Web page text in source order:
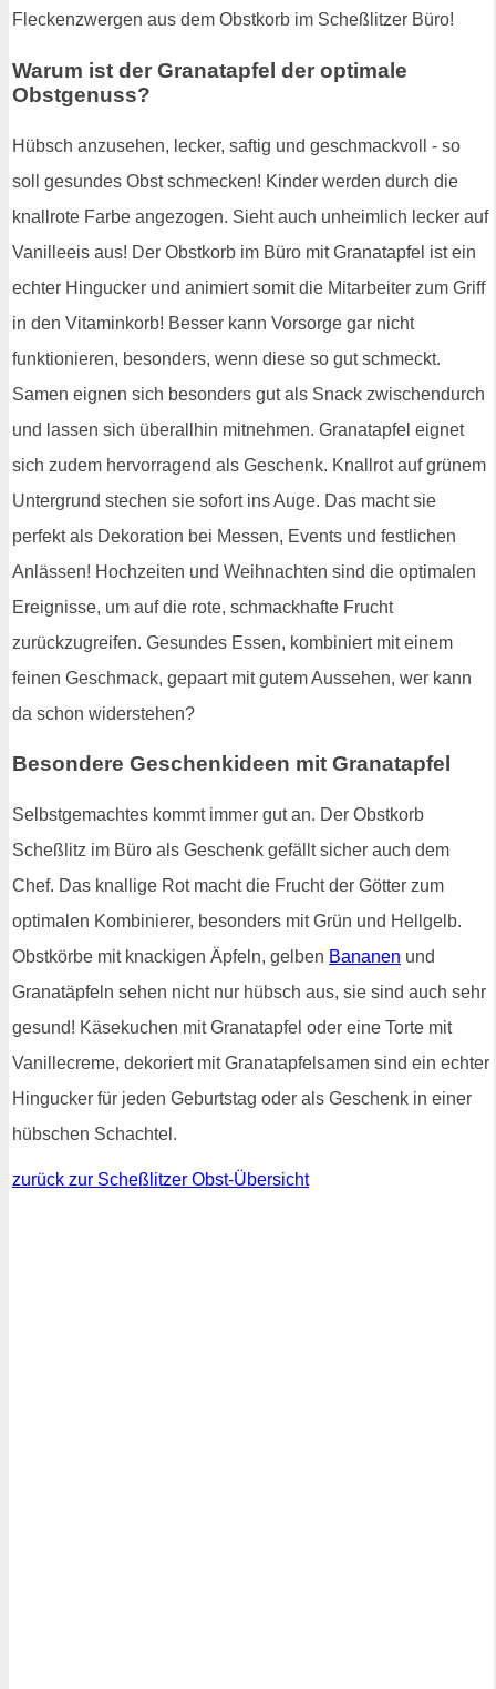
Fleckenzwergen aus dem Obstkorb im Scheßlitzer Büro!
Warum ist der Granatapfel der optimale
Obstgenuss?
Hübsch anzusehen, lecker, saftig und geschmackvoll - so
soll gesundes Obst schmecken! Kinder werden durch die
knallrote Farbe angezogen. Sieht auch unheimlich lecker auf
Vanilleeis aus! Der Obstkorb im Büro mit Granatapfel ist ein
echter Hingucker und animiert somit die Mitarbeiter zum Griff
in den Vitaminkorb! Besser kann Vorsorge gar nicht
funktionieren, besonders, wenn diese so gut schmeckt.
Samen eignen sich besonders gut als Snack zwischendurch
und lassen sich überallhin mitnehmen. Granatapfel eignet
sich zudem hervorragend als Geschenk. Knallrot auf grünem
Untergrund stechen sie sofort ins Auge. Das macht sie
perfekt als Dekoration bei Messen, Events und festlichen
Anlässen! Hochzeiten und Weihnachten sind die optimalen
Ereignisse, um auf die rote, schmackhafte Frucht
zurückzugreifen. Gesundes Essen, kombiniert mit einem
feinen Geschmack, gepaart mit gutem Aussehen, wer kann
da schon widerstehen?
Besondere Geschenkideen mit Granatapfel
Selbstgemachtes kommt immer gut an. Der Obstkorb
Scheßlitz im Büro als Geschenk gefällt sicher auch dem
Chef. Das knallige Rot macht die Frucht der Götter zum
optimalen Kombinierer, besonders mit Grün und Hellgelb.
Obstkörbe mit knackigen Äpfeln, gelben Bananen und
Granatäpfeln sehen nicht nur hübsch aus, sie sind auch sehr
gesund! Käsekuchen mit Granatapfel oder eine Torte mit
Vanillecreme, dekoriert mit Granatapfelsamen sind ein echter
Hingucker für jeden Geburtstag oder als Geschenk in einer
hübschen Schachtel.
zurück zur Scheßlitzer Obst-Übersicht